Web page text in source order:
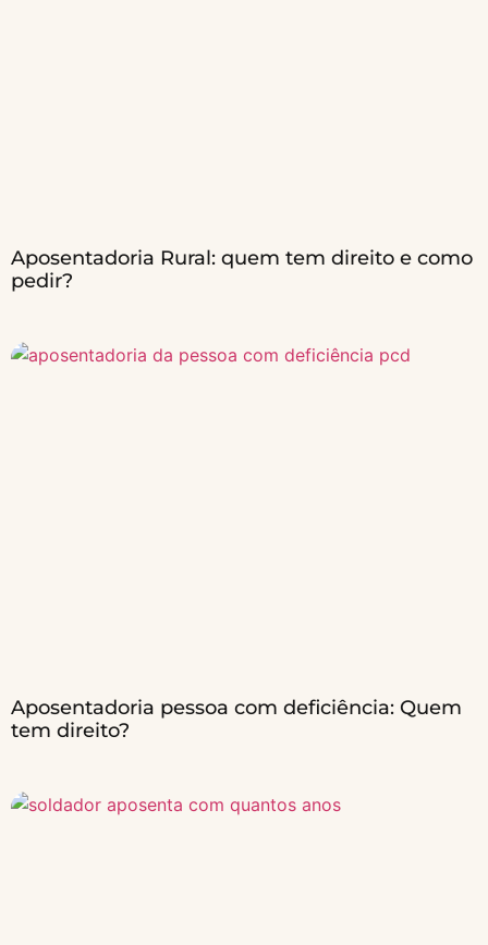
Aposentadoria Rural: quem tem direito e como
pedir?
Aposentadoria pessoa com deficiência: Quem
tem direito?